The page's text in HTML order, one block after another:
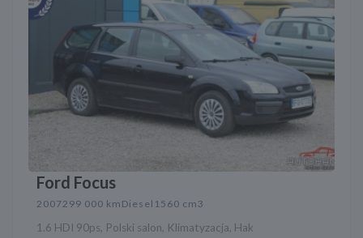
Ford Focus
2007299 000 km Diesel 1560 cm3
1.6 HDI 90ps, Polski salon, Klimatyzacja, Hak